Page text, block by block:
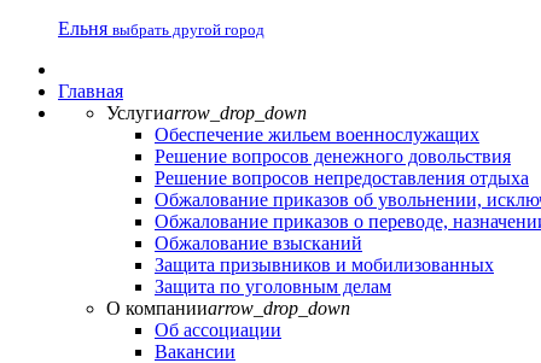
Ельня выбрать другой город
Главная
Услугиarrow_drop_down
Обеспечение жильем военнослужащих
Решение вопросов денежного довольствия
Решение вопросов непредоставления отдыха
Обжалование приказов об увольнении,
Обжалование приказов о переводе,
Обжалование взысканий
Защита призывников и мобилизованных
Защита по уголовным делам
О компанииarrow_drop_down
Об ассоциации
Вакансии